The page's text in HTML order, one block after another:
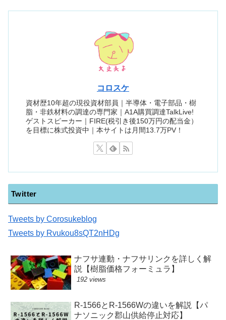
コロスケ
資材歴10年超の現役資材部員｜半導体・電子部品・樹
脂・非鉄材料の調達の専門家｜A1A購買調達TalkLive!
ゲストスピーカー｜FIRE(税引き後150万円の配当金）
を目標に株式投資中｜本サイトは月間13.7万PV！
Twitter
Tweets by Corosukeblog
Tweets by Rvukou8sQT2nHDg
ナフサ連動・ナフサリンクを詳しく解
説【樹脂価格フォーミュラ】
192 views
R-1566とR-1566Wの違いを解説【パ
ナソニック郡山供給停止対応】